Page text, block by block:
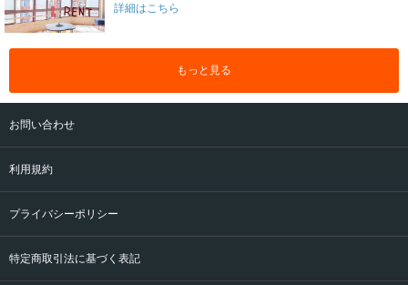
詳細はこちら
もっと見る
お問い合わせ
利用規約
プライバシーポリシー
特定商取引法に基づく表記